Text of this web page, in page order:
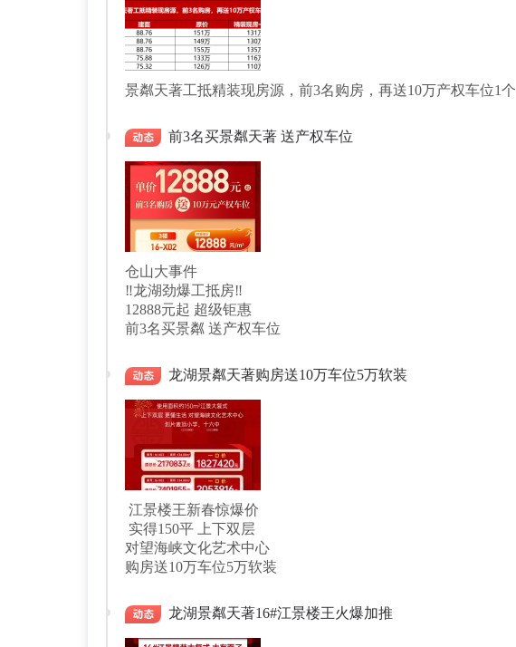
景粼天著工抵精装现房源，前3名购房，再送10万产权车位1个
前3名买景粼天著 送产权车位
仓山大事件
‼️龙湖劲爆工抵房‼️
12888元起 超级钜惠
前3名买景粼 送产权车位
龙湖景粼天著购房送10万车位5万软装
江景楼王新春惊爆价
实得150平 上下双层
对望海峡文化艺术中心
购房送10万车位5万软装
龙湖景粼天著16#江景楼王火爆加推